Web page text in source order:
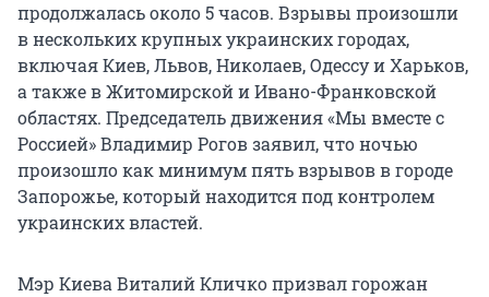
продолжалась около 5 часов. Взрывы произошли
в нескольких крупных украинских городах,
включая Киев, Львов, Николаев, Одессу и Харьков,
а также в Житомирской и Ивано-Франковской
областях. Председатель движения «Мы вместе с
Россией» Владимир Рогов заявил, что ночью
произошло как минимум пять взрывов в городе
Запорожье, который находится под контролем
украинских властей.
Мэр Киева Виталий Кличко призвал горожан